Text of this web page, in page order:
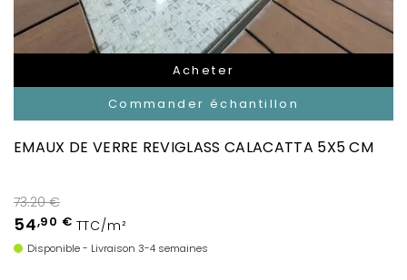
Acheter
Commander échantillon
EMAUX DE VERRE REVIGLASS CALACATTA 5X5 CM
73.20 €
54,90 € TTC/m²
Disponible - Livraison 3-4 semaines